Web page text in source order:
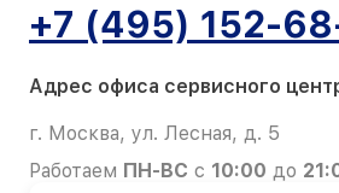
+7 (495) 152-
Адрес офиса сервисного
г. Москва, ул. Лесная, д. 5
Работаем ПН-ВС с 10:00 до